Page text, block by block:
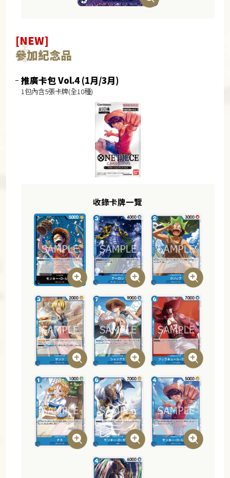
[NEW]
參加紀念品
推廣卡包 Vol.4 (1月/3月)
1包內含5張卡牌(全10種)
收錄卡牌一覽